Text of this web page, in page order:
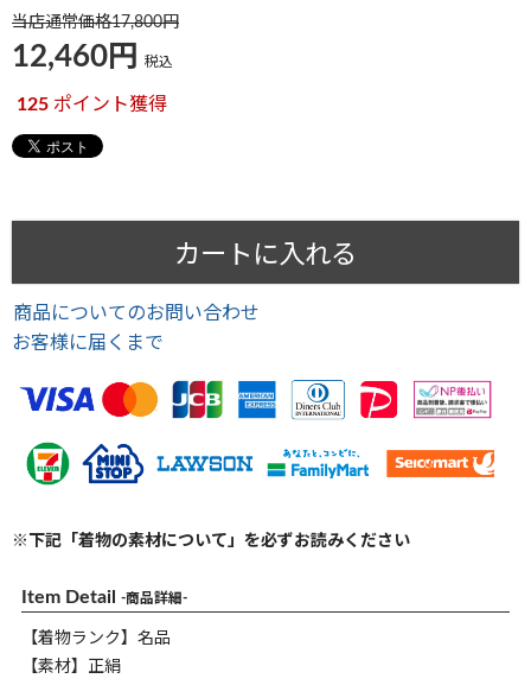
当店通常価格17,800
12,460 税込
125 ポイント獲得
カートに入れる
商品についてのお問い合わせ
お客様に届くまで
※下記「着物の素材について」を必ずお読みください
Item Detail -商品詳細-
【着物ランク】名品
【素材】正絹